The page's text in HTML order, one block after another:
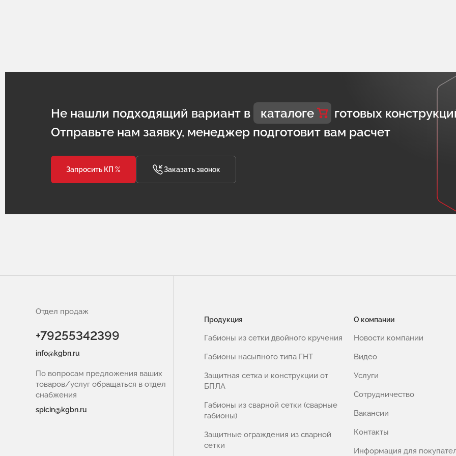
Не нашли подходящий вариант в каталоге
готовых
Отправьте нам заявку, менеджер подготовит вам расчет
Запросить КП % Заказать звонок
Отдел продаж
+79255342399
info@kgbn.ru
По вопросам предложения ваших
товаров/услуг обращаться в отдел
снабжения
spicin@kgbn.ru
Продукция
Габионы из сетки двойного кручения
Габионы насыпного типа ГНТ
Защитная сетка и конструкции от
БПЛА
Габионы из сварной сетки (сварные
габионы)
Защитные ограждения из сварной
сетки
О компании
Новости компании
Видео
Услуги
Сотрудничество
Вакансии
Контакты
Информация для